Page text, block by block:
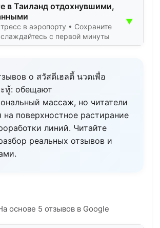
в Таиланд отдохнувшими,
в аэропорту • Сохраните
с первой минуты
▼
о สวัสดีเฮลตี้ นวดเพื่อ
ทู้: обещают
массаж, но читатели
на поверхностное растирание
линий. Читайте
реальных отзывов и
основе 5 отзывов в Google